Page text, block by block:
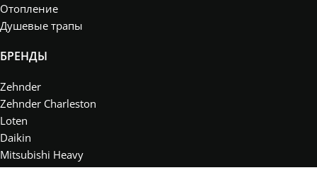
Отопление
Душевые трапы
БРЕНДЫ
Zehnder
Zehnder Charleston
Loten
Daikin
Mitsubishi Heavy
Daveti